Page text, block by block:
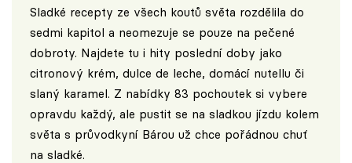
Sladké recepty ze všech koutů světa rozdělila do
sedmi kapitol a neomezuje se pouze na pečené
dobroty. Najdete tu i hity poslední doby jako
citronový krém, dulce de leche, domácí nutellu či
slaný karamel. Z nabídky 83 pochoutek si vybere
opravdu každý, ale pustit se na sladkou jízdu kolem
světa s průvodkyní Bárou už chce pořádnou chuť
na sladké.